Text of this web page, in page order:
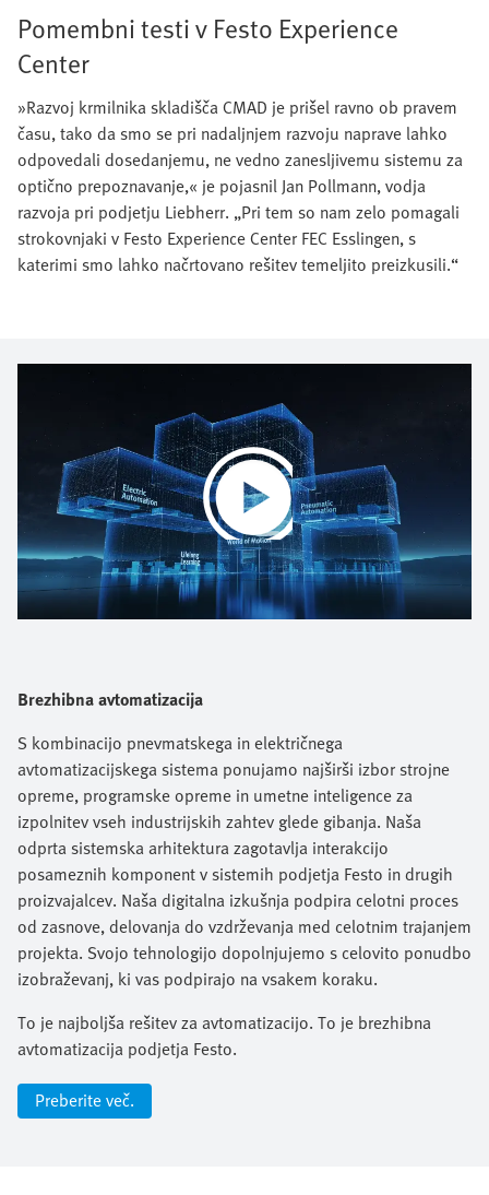
Pomembni testi v Festo Experience
Center
»Razvoj krmilnika skladišča CMAD je prišel ravno ob pravem
času, tako da smo se pri nadaljnjem razvoju naprave lahko
odpovedali dosedanjemu, ne vedno zanesljivemu sistemu za
optično prepoznavanje,« je pojasnil Jan Pollmann, vodja
razvoja pri podjetju Liebherr. „Pri tem so nam zelo pomagali
strokovnjaki v Festo Experience Center FEC Esslingen, s
katerimi smo lahko načrtovano rešitev temeljito preizkusili.“
Play
Video
Brezhibna avtomatizacija
S kombinacijo pnevmatskega in električnega
avtomatizacijskega sistema ponujamo najširši izbor strojne
opreme, programske opreme in umetne inteligence za
izpolnitev vseh industrijskih zahtev glede gibanja. Naša
odprta sistemska arhitektura zagotavlja interakcijo
posameznih komponent v sistemih podjetja Festo in drugih
proizvajalcev. Naša digitalna izkušnja podpira celotni proces
od zasnove, delovanja do vzdrževanja med celotnim trajanjem
projekta. Svojo tehnologijo dopolnjujemo s celovito ponudbo
izobraževanj, ki vas podpirajo na vsakem koraku.​
To je najboljša rešitev za avtomatizacijo. To je brezhibna
avtomatizacija podjetja Festo.
Preberite več.